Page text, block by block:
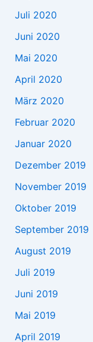
Juli 2020
Juni 2020
Mai 2020
April 2020
März 2020
Februar 2020
Januar 2020
Dezember 2019
November 2019
Oktober 2019
September 2019
August 2019
Juli 2019
Juni 2019
Mai 2019
April 2019